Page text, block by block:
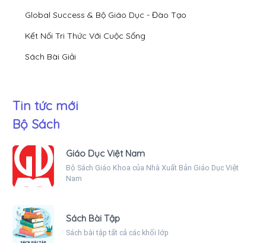
Global Success & Bộ Giáo Dục - Đào Tạo
Kết Nối Tri Thức Với Cuộc Sống
Sách Bài Giải
Tin tức mới
Bộ Sách
Giáo Dục Việt Nam
Bộ Sách Giáo Khoa của Nhà Xuất Bản Giáo Dục Việt
Nam
Sách Bài Tập
Sách bài tập tất cả các khối lớp